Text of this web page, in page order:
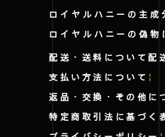
ロイヤルハニーの主成
ロイヤルハニーの偽物
配送・送料について配
支払い方法について
返品・交換・その他に
特定商取引法に基づく